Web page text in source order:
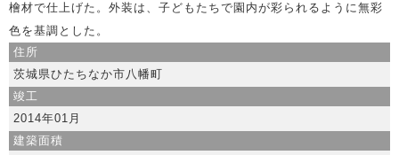
檜材で仕上げた。外装は、子どもたちで園内が彩られるように無彩
色を基調とした。
住所
茨城県ひたちなか市八幡町
竣工
2014年01月
建築面積